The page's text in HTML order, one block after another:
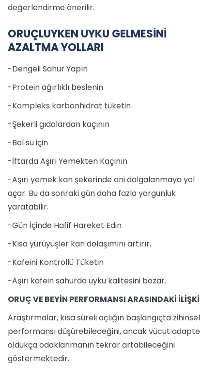
değerlendirme önerilir.
ORUÇLUYKEN UYKU GELMESİNİ
AZALTMA YOLLARI
-Dengeli Sahur Yapın
-Protein ağırlıklı beslenin
-Kompleks karbonhidrat tüketin
-Şekerli gıdalardan kaçının
-Bol su için
-İftarda Aşırı Yemekten Kaçının
-Aşırı yemek kan şekerinde ani dalgalanmaya yol
açar. Bu da sonraki gün daha fazla yorgunluk
yaratabilir.
-Gün İçinde Hafif Hareket Edin
-Kısa yürüyüşler kan dolaşımını artırır.
-Kafeini Kontrollü Tüketin
-Aşırı kafein sahurda uyku kalitesini bozar.
ORUÇ VE BEYİN PERFORMANSI ARASINDAKİ İLİŞKİ
Araştırmalar, kısa süreli açlığın başlangıçta zihinsel
performansı düşürebileceğini, ancak vücut adapte
oldukça odaklanmanın tekrar artabileceğini
göstermektedir.